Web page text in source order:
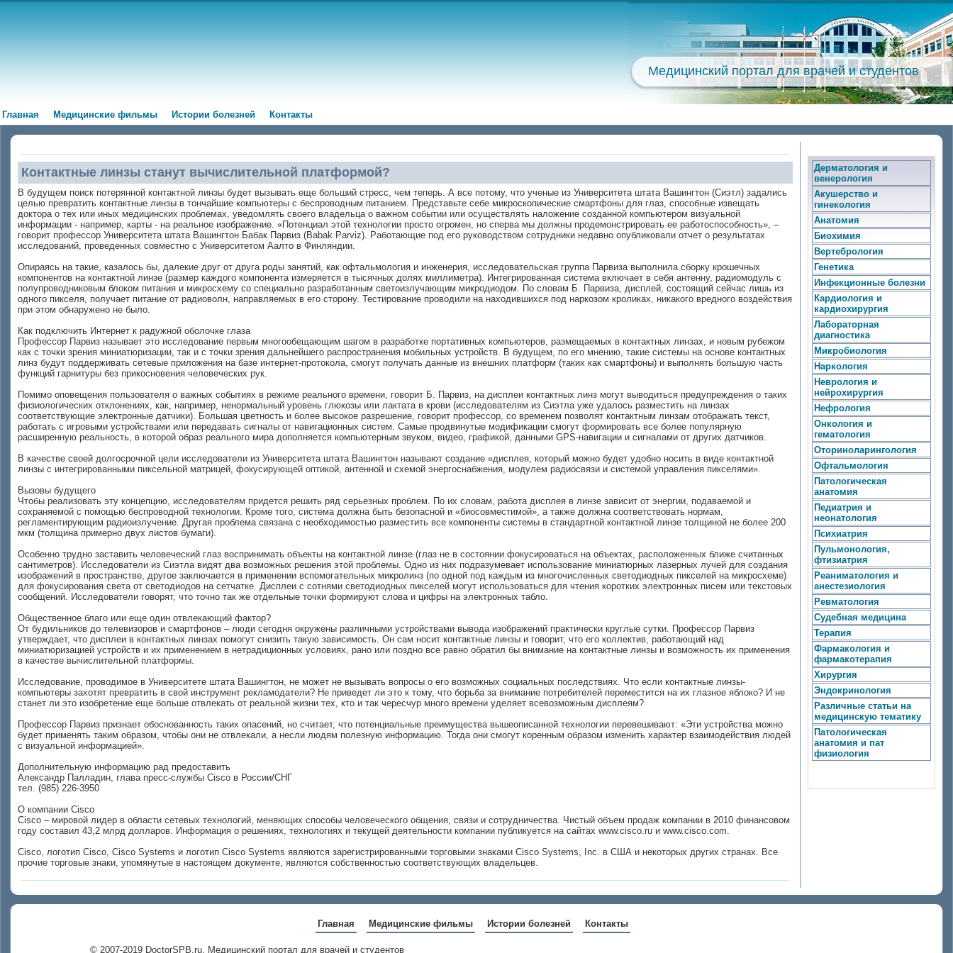
Медицинский портал для врачей и студентов
Главная Медицинские фильмы Истории болезней Контакты
Контактные линзы станут вычислительной платформой?
В будущем поиск потерянной контактной линзы будет вызывать еще больший стресс, чем теперь. А все потому, что ученые из Университета штата Вашингтон (Сиэтл) задались
целью превратить контактные линзы в тончайшие компьютеры с беспроводным питанием. Представьте себе микроскопические смартфоны для глаз, способные извещать
доктора о тех или иных медицинских проблемах, уведомлять своего владельца о важном событии или осуществлять наложение созданной компьютером визуальной
информации - например, карты - на реальное изображение. «Потенциал этой технологии просто огромен, но сперва мы должны продемонстрировать ее работоспособность», –
говорит профессор Университета штата Вашингтон Бабак Парвиз (Babak Parviz). Работающие под его руководством сотрудники недавно опубликовали отчет о результатах
исследований, проведенных совместно с Университетом Аалто в Финляндии.
Опираясь на такие, казалось бы, далекие друг от друга роды занятий, как офтальмология и инженерия, исследовательская группа Парвиза выполнила сборку крошечных
компонентов на контактной линзе (размер каждого компонента измеряется в тысячных долях миллиметра). Интегрированная система включает в себя антенну, радиомодуль с
полупроводниковым блоком питания и микросхему со специально разработанным светоизлучающим микродиодом. По словам Б. Парвиза, дисплей, состоящий сейчас лишь из
одного пикселя, получает питание от радиоволн, направляемых в его сторону. Тестирование проводили на находившихся под наркозом кроликах, никакого вредного воздействия
при этом обнаружено не было.
Как подключить Интернет к радужной оболочке глаза
Профессор Парвиз называет это исследование первым многообещающим шагом в разработке портативных компьютеров, размещаемых в контактных линзах, и новым рубежом
как с точки зрения миниатюризации, так и с точки зрения дальнейшего распространения мобильных устройств. В будущем, по его мнению, такие системы на основе контактных
линз будут поддерживать сетевые приложения на базе интернет-протокола, смогут получать данные из внешних платформ (таких как смартфоны) и выполнять большую часть
функций гарнитуры без прикосновения человеческих рук.
Помимо оповещения пользователя о важных событиях в режиме реального времени, говорит Б. Парвиз, на дисплеи контактных линз могут выводиться предупреждения о таких
физиологических отклонениях, как, например, ненормальный уровень глюкозы или лактата в крови (исследователям из Сиэтла уже удалось разместить на линзах
соответствующие электронные датчики). Большая цветность и более высокое разрешение, говорит профессор, со временем позволят контактным линзам отображать текст,
работать с игровыми устройствами или передавать сигналы от навигационных систем. Самые продвинутые модификации смогут формировать все более популярную
расширенную реальность, в которой образ реального мира дополняется компьютерным звуком, видео, графикой, данными GPS-навигации и сигналами от других датчиков.
В качестве своей долгосрочной цели исследователи из Университета штата Вашингтон называют создание «дисплея, который можно будет удобно носить в виде контактной
линзы с интегрированными пиксельной матрицей, фокусирующей оптикой, антенной и схемой энергоснабжения, модулем радиосвязи и системой управления пикселями».
Вызовы будущего
Чтобы реализовать эту концепцию, исследователям придется решить ряд серьезных проблем. По их словам, работа дисплея в линзе зависит от энергии, подаваемой и
сохраняемой с помощью беспроводной технологии. Кроме того, система должна быть безопасной и «биосовместимой», а также должна соответствовать нормам,
регламентирующим радиоизлучение. Другая проблема связана с необходимостью разместить все компоненты системы в стандартной контактной линзе толщиной не более 200
мкм (толщина примерно двух листов бумаги).
Особенно трудно заставить человеческий глаз воспринимать объекты на контактной линзе (глаз не в состоянии фокусироваться на объектах, расположенных ближе считанных
сантиметров). Исследователи из Сиэтла видят два возможных решения этой проблемы. Одно из них подразумевает использование миниатюрных лазерных лучей для создания
изображений в пространстве, другое заключается в применении вспомогательных микролинз (по одной под каждым из многочисленных светодиодных пикселей на микросхеме)
для фокусирования света от светодиодов на сетчатке. Дисплеи с сотнями светодиодных пикселей могут использоваться для чтения коротких электронных писем или текстовых
сообщений. Исследователи говорят, что точно так же отдельные точки формируют слова и цифры на электронных табло.
Общественное благо или еще один отвлекающий фактор?
От будильников до телевизоров и смартфонов – люди сегодня окружены различными устройствами вывода изображений практически круглые сутки. Профессор Парвиз
утверждает, что дисплеи в контактных линзах помогут снизить такую зависимость. Он сам носит контактные линзы и говорит, что его коллектив, работающий над
миниатюризацией устройств и их применением в нетрадиционных условиях, рано или поздно все равно обратил бы внимание на контактные линзы и возможность их применения
в качестве вычислительной платформы.
Исследование, проводимое в Университете штата Вашингтон, не может не вызывать вопросы о его возможных социальных последствиях. Что если контактные линзы-
компьютеры захотят превратить в свой инструмент рекламодатели? Не приведет ли это к тому, что борьба за внимание потребителей переместится на их глазное яблоко? И не
станет ли это изобретение еще больше отвлекать от реальной жизни тех, кто и так чересчур много времени уделяет всевозможным дисплеям?
Профессор Парвиз признает обоснованность таких опасений, но считает, что потенциальные преимущества вышеописанной технологии перевешивают: «Эти устройства можно
будет применять таким образом, чтобы они не отвлекали, а несли людям полезную информацию. Тогда они смогут коренным образом изменить характер взаимодействия людей
с визуальной информацией».
Дополнительную информацию рад предоставить
Александр Палладин, глава пресс-службы Cisco в России/СНГ
тел. (985) 226-3950
О компании Cisco
Cisco – мировой лидер в области сетевых технологий, меняющих способы человеческого общения, связи и сотрудничества. Чистый объем продаж компании в 2010 финансовом
году составил 43,2 млрд долларов. Информация о решениях, технологиях и текущей деятельности компании публикуется на сайтах www.cisco.ru и www.cisco.com.
Cisco, логотип Cisco, Cisco Systems и логотип Cisco Systems являются зарегистрированными торговыми знаками Cisco Systems, Inc. в США и некоторых других странах. Все
прочие торговые знаки, упомянутые в настоящем документе, являются собственностью соответствующих владельцев.
Дерматология и
венерология
Акушерство и
гинекология
Анатомия
Биохимия
Вертебрология
Генетика
Инфекционные болезни
Кардиология и
кардиохирургия
Лабораторная
диагностика
Микробиология
Наркология
Неврология и
нейрохирургия
Нефрология
Онкология и
гематология
Оториноларингология
Офтальмология
Патологическая
анатомия
Педиатрия и
неонатология
Психиатрия
Пульмонология,
фтизиатрия
Реаниматология и
анестезиология
Ревматология
Судебная медицина
Терапия
Фармакология и
фармакотерапия
Хирургия
Эндокринология
Различные статьи на
медицинскую тематику
Патологическая
анатомия и пат
физиология
Главная Медицинские фильмы Истории болезней Контакты
© 2007-2019 DoctorSPB.ru, Медицинский портал для врачей и студентов